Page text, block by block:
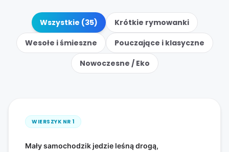
Wszystkie (35)
Krótkie rymowanki
Wesołe i śmieszne
Pouczające i klasyczne
Nowoczesne / Eko
WIERSZYK NR 1
Mały samochodzik jedzie leśną drogą,